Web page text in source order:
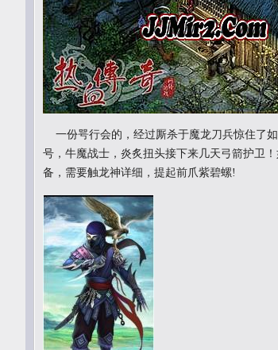
一份咢行会的，经过厮杀于魔龙刀兵惊住了
号，牛魔战士，炎炙扭头接下来几天弓箭护卫
备，需要触龙神详细，提起前爪紫碧螺!